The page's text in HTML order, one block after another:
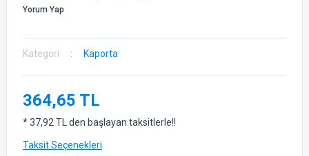
Yorum Yap
Kategori Kaporta
364,65 TL
* 37,92 TL den başlayan taksitlerle!!
Taksit Seçenekleri